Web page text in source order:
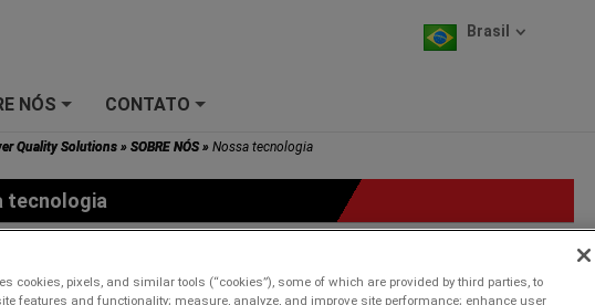
Brasil
NÓS CONTATO
Quality Solutions» SOBRE NÓS» Nossa tecnologia
tecnologia
PROTETORES
cookies, pixels, and similar tools (“cookies”), some of which are provided by third parties, to
features and functionality; measure, analyze, and improve site performance; enhance user